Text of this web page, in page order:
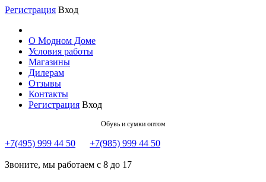
Регистрация Вход
О Модном Доме
Условия работы
Магазины
Дилерам
Отзывы
Контакты
Регистрация Вход
Обувь и сумки оптом
+7(495) 999 44 50 +7(985) 999 44 50
Звоните, мы работаем с 8 до 17